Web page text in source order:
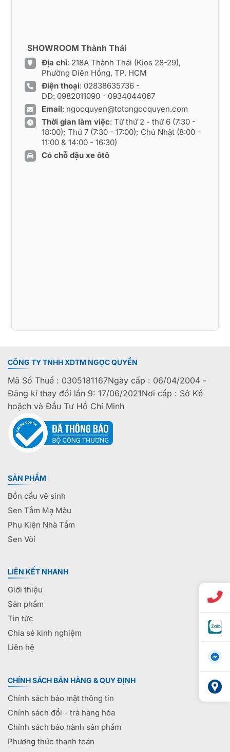
SHOWROOM Thành Thái
Địa chỉ: 218A Thành Thái (Kios 28-29),
Phường Diên Hồng, TP. HCM
Điện thoại: 02838635736 -
DĐ: 0982011090- 0934044067
Email: ngocquyen@totongocquyen.com
Thời gian làm việc: Từ thứ 2 - thứ 6 (7:30 -
18:00); Thứ 7 (7:30 - 17:00); Chủ Nhật (8:00 -
11:00 & 14:00 - 16:30)
Có chỗ đậu xe ôtô
CÔNG TY TNHH XDTM NGỌC QUYẾN
Mã Số Thuế : 0305181167Ngày cấp : 06/04/2004 -
Đăng kí thay đổi lần 9: 17/06/2021Nơi cấp : Sở Kế
hoặch và Đầu Tư Hồ Chí Minh
SẢN PHẨM
Bồn cầu vệ sinh
Sen Tắm Mạ Màu
Phụ Kiện Nhà Tắm
Sen Vòi
LIÊN KẾT NHANH
Giới thiệu
Sản phẩm
Tin tức
Chia sẻ kinh nghiệm
Liên hệ
CHÍNH SÁCH BÁN HÀNG & QUY ĐỊNH
Chính sách bảo mật thông tin
Chính sách đổi - trả hàng hóa
Chính sách bảo hành sản phẩm
Phương thức thanh toán